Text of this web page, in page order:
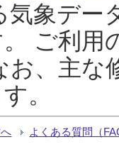
象デー
ご利用
お、主な
。
よくある質問（